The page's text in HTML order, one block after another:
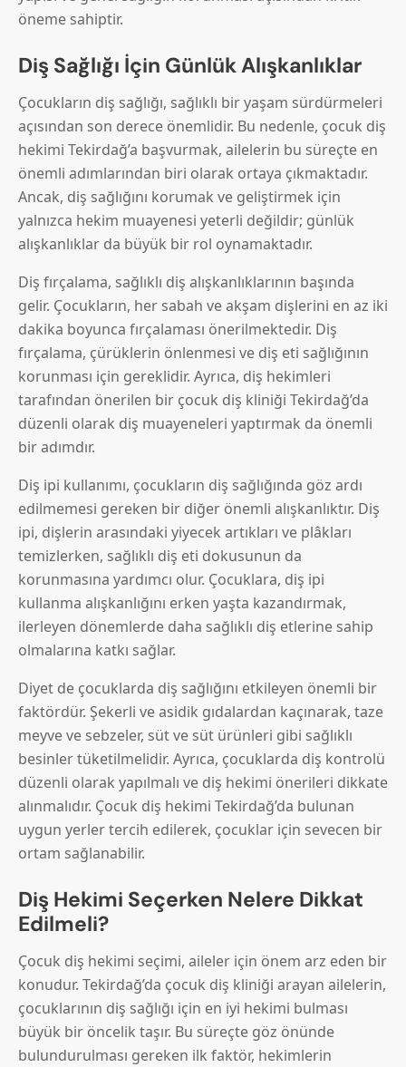
öneme sahiptir.
Diş Sağlığı İçin Günlük Alışkanlıklar
Çocukların diş sağlığı, sağlıklı bir yaşam sürdürmeleri
açısından son derece önemlidir. Bu nedenle, çocuk diş
hekimi Tekirdağ’a başvurmak, ailelerin bu süreçte en
önemli adımlarından biri olarak ortaya çıkmaktadır.
Ancak, diş sağlığını korumak ve geliştirmek için
yalnızca hekim muayenesi yeterli değildir; günlük
alışkanlıklar da büyük bir rol oynamaktadır.
Diş fırçalama, sağlıklı diş alışkanlıklarının başında
gelir. Çocukların, her sabah ve akşam dişlerini en az iki
dakika boyunca fırçalaması önerilmektedir. Diş
fırçalama, çürüklerin önlenmesi ve diş eti sağlığının
korunması için gereklidir. Ayrıca, diş hekimleri
tarafından önerilen bir çocuk diş kliniği Tekirdağ’da
düzenli olarak diş muayeneleri yaptırmak da önemli
bir adımdır.
Diş ipi kullanımı, çocukların diş sağlığında göz ardı
edilmemesi gereken bir diğer önemli alışkanlıktır. Diş
ipi, dişlerin arasındaki yiyecek artıkları ve plâkları
temizlerken, sağlıklı diş eti dokusunun da
korunmasına yardımcı olur. Çocuklara, diş ipi
kullanma alışkanlığını erken yaşta kazandırmak,
ilerleyen dönemlerde daha sağlıklı diş etlerine sahip
olmalarına katkı sağlar.
Diyet de çocuklarda diş sağlığını etkileyen önemli bir
faktördür. Şekerli ve asidik gıdalardan kaçınarak, taze
meyve ve sebzeler, süt ve süt ürünleri gibi sağlıklı
besinler tüketilmelidir. Ayrıca, çocuklarda diş kontrolü
düzenli olarak yapılmalı ve diş hekimi önerileri dikkate
alınmalıdır. Çocuk diş hekimi Tekirdağ’da bulunan
uygun yerler tercih edilerek, çocuklar için sevecen bir
ortam sağlanabilir.
Diş Hekimi Seçerken Nelere Dikkat
Edilmeli?
Çocuk diş hekimi seçimi, aileler için önem arz eden bir
konudur. Tekirdağ’da çocuk diş kliniği arayan ailelerin,
çocuklarının diş sağlığı için en iyi hekimi bulması
büyük bir öncelik taşır. Bu süreçte göz önünde
bulundurulması gereken ilk faktör, hekimlerin